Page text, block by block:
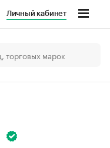
Личный кабинет